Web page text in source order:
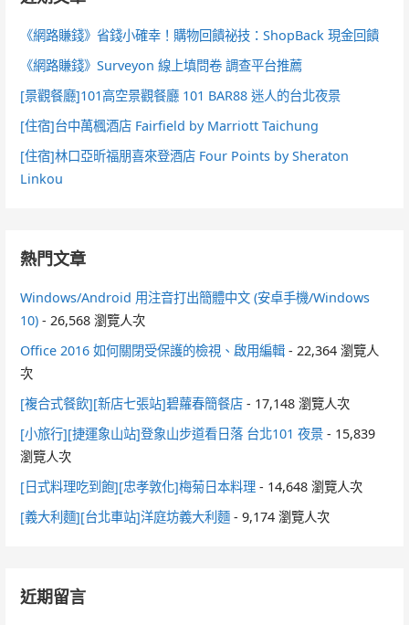
《網路賺錢》省錢小確幸！購物回饋祕技：ShopBack 現金回饋
《網路賺錢》Surveyon 線上填問卷 調查平台推薦
[景觀餐廳]101高空景觀餐廳 101 BAR88 迷人的台北夜景
[住宿]台中萬楓酒店 Fairfield by Marriott Taichung
[住宿]林口亞昕福朋喜來登酒店 Four Points by Sheraton
Linkou
熱門文章
Windows/Android 用注音打出簡體中文 (安卓手機/Windows
10) - 26,568 瀏覽人次
Office 2016 如何關閉受保護的檢視、啟用編輯 - 22,364 瀏覽人
次
[複合式餐飲][新店七張站]碧蘿春簡餐店 - 17,148 瀏覽人次
[小旅行][捷運象山站]登象山步道看日落 台北101 夜景 - 15,839
瀏覽人次
[日式料理吃到飽][忠孝敦化]梅菊日本料理 - 14,648 瀏覽人次
[義大利麵][台北車站]洋庭坊義大利麵 - 9,174 瀏覽人次
近期留言